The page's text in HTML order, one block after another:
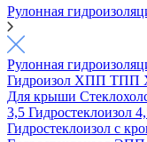
Рулонная
Рулонная
Гидроизол ХПП ТПП
Для крыши
3,5 Гидростеклоизол
Гидростеклоизол с